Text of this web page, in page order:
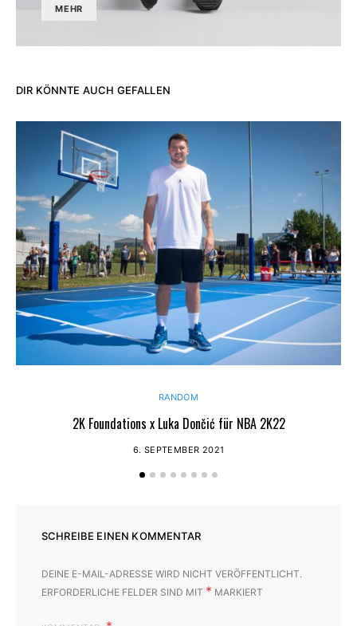
MEHR
DIR KÖNNTE AUCH GEFALLEN
RANDOM
2K Foundations x Luka Dončić für NBA 2K22
6. SEPTEMBER 2021
SCHREIBE EINEN KOMMENTAR
DEINE E-MAIL-ADRESSE WIRD NICHT VERÖFFENTLICHT.
ERFORDERLICHE FELDER SIND MIT * MARKIERT